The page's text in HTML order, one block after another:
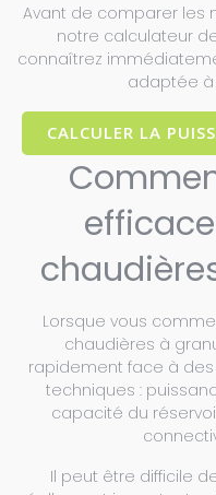
Avant de comparer les
notre calculateur
connaîtrez
adaptée à
CALCULER LA
Lorsque vous
chaudières à
rapidement face à
techniques :
capacité du
Il peut être difficile